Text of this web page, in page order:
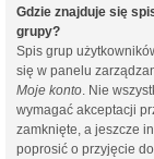
Gdzie znajduje się
grupy?
Spis grup
się w panelu
Moje konto. Nie
wymagać akceptacji
zamknięte, a jeszcze
poprosić o przyjęcie